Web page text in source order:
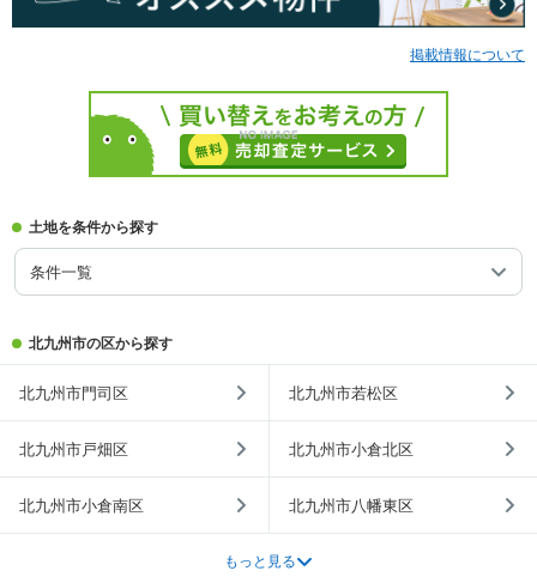
掲載情報について
土地を条件から探す
条件一覧
北九州市の区から探す
北九州市門司区 北九州市若松区
北九州市戸畑区 北九州市小倉北区
北九州市小倉南区 北九州市八幡東区
もっと見る